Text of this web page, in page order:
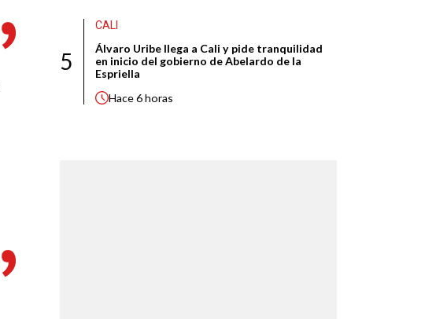
5
CALI
Álvaro Uribe llega a Cali y pide tranquilidad
en inicio del gobierno de Abelardo de la
Espriella
Hace6 horas